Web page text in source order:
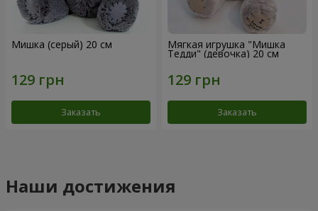
Мишка (серый) 20 см
Заказать
Мягкая игрушка "Мишка
Тедди" (девочка) 20 см
Заказать
Наши достижения